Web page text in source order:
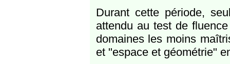
Durant cette période,
attendu au test de
domaines les moins
et "espace et géométrie"